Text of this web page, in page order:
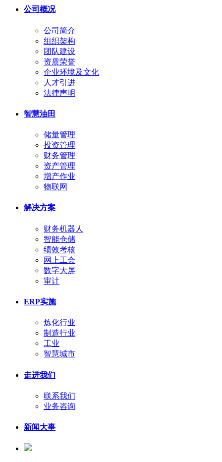
公司概况
公司简介
组织架构
团队建设
资质荣誉
企业环境及文化
人才引进
法律声明
智慧油田
储量管理
投资管理
财务管理
资产管理
增产作业
物联网
解决方案
财务机器人
智能仓储
绩效考核
网上工会
数字大屏
审计
ERP实施
炼化行业
制造行业
工业
智慧城市
走进我们
联系我们
业务咨询
新闻大事